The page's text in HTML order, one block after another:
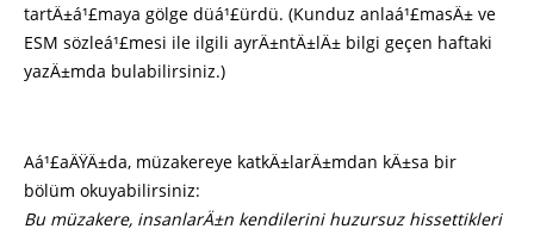
tartÄ±á¹£maya gölge düá¹£ürdü. (Kunduz anlaá¹£masÄ± ve
ESM sözleá¹£mesi ile ilgili ayrÄ±ntÄ±lÄ± bilgi geçen haftaki
yazÄ±mda bulabilirsiniz.)
Aá¹£aÄŸÄ±da, müzakereye katkÄ±larÄ±mdan kÄ±sa bir
bölüm okuyabilirsiniz:
Bu müzakere, insanlarÄ±n kendilerini huzursuz hissettikleri